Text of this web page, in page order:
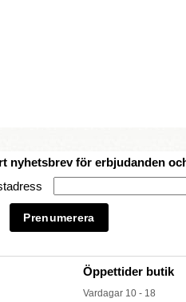
nyhetsbrev för erbjudanden
Öppettider butik
Vardagar 10 - 18